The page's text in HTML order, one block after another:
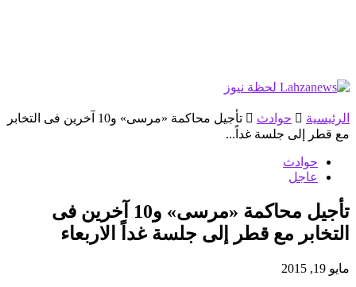
الرئيسية حوادث
تأجيل محاكمة «مرسى» و10 آخرين فى التخابر
مع قطر إلى جلسة غداً...
حوادث
عاجل
تأجيل محاكمة «مرسى» و10 آخرين فى
التخابر مع قطر إلى جلسة غداً الاربعاء
مايو 19, 2015